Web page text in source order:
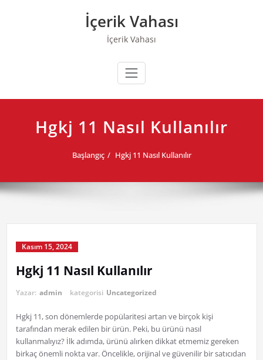
İçerik Vahası
İçerik Vahası
Hgkj 11 Nasıl Kullanılır
Başlangıç Hgkj 11 Nasıl Kullanılır
Kasım 15, 2024
Hgkj 11 Nasıl Kullanılır
Yazar: admin kategorisi Uncategorized
Hgkj 11, son dönemlerde popülaritesi artan ve birçok kişi
tarafından merak edilen bir ürün. Peki, bu ürünü nasıl
kullanmalıyız? İlk adımda, ürünü alırken dikkat etmemiz gereken
birkaç önemli nokta var. Öncelikle, orijinal ve güvenilir bir satıcıdan